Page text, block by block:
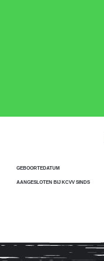
GEBOORTEDATUM
AANGESLOTEN BIJ KCVV SINDS